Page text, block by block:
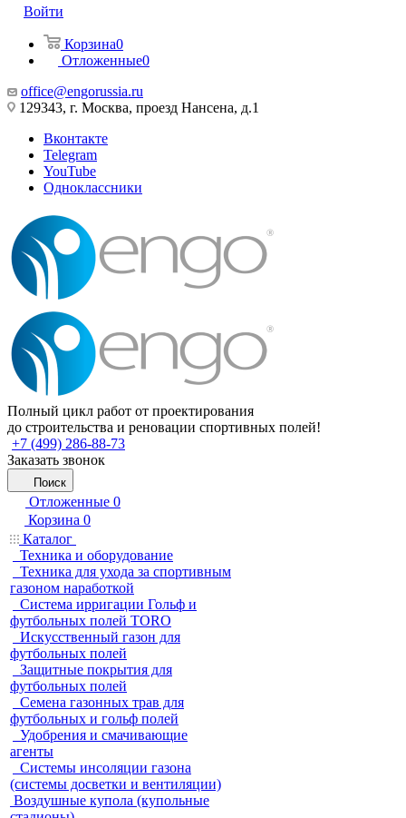
Войти
Корзина0
Отложенные0
office@engorussia.ru
129343, г. Москва, проезд Нансена, д.1
Вконтакте
Telegram
YouTube
Одноклассники
Полный цикл работ от проектирования
до строительства и реновации спортивных полей!
+7 (499) 286-88-73
Заказать звонок
Поиск
Отложенные 0
Корзина 0
Каталог
Техника и оборудование
Техника для ухода за спортивным
газоном наработкой
Система ирригации Гольф и
футбольных полей TORO
Искусственный газон для
футбольных полей
Защитные покрытия для
футбольных полей
Семена газонных трав для
футбольных и гольф полей
Удобрения и смачивающие
агенты
Системы инсоляции газона
(системы досветки и вентиляции)
Воздушные купола (купольные